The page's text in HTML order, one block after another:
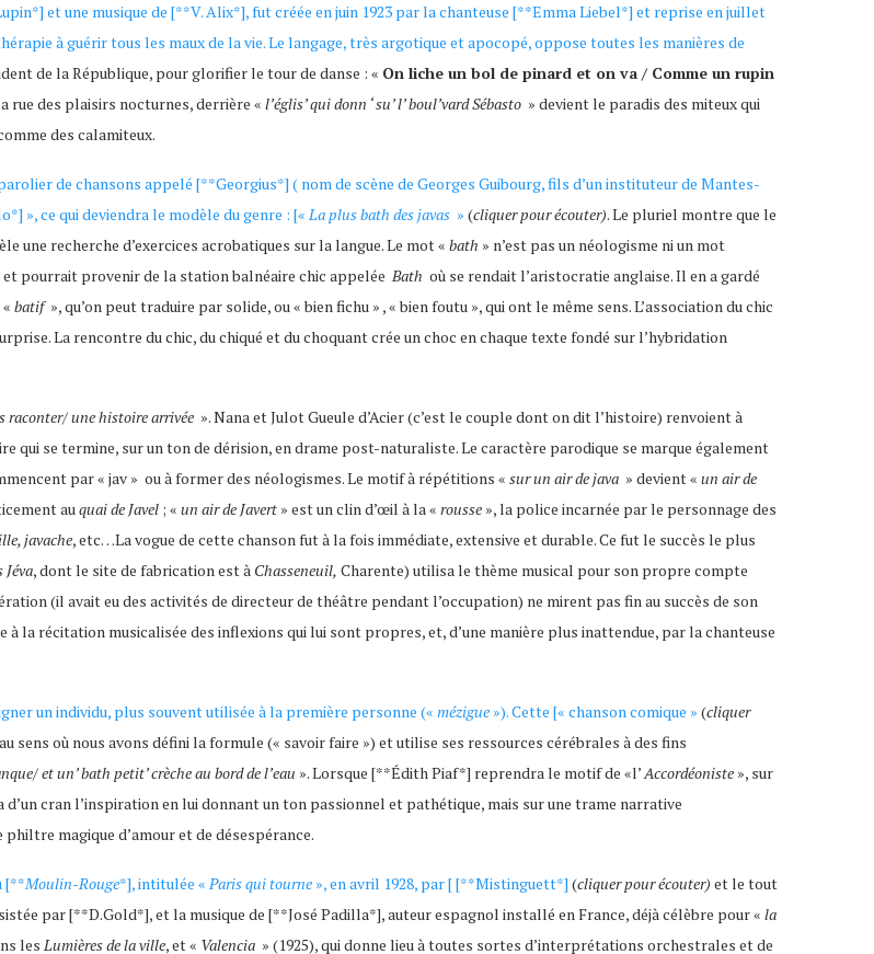
et une musique de [**V. Alix*], fut créée en juin 1923 par la chanteuse [**Emma Liebel*] et reprise en juillet
à guérir tous les maux de la vie. Le langage, très argotique et apocopé, oppose toutes les manières de
de la République, pour glorifier le tour de danse : « On liche un bol de pinard et on va / Comme un rupin
rue des plaisirs nocturnes, derrière « l’églis’ qui donn ‘ su’ l’ boul’vard Sébasto » devient le paradis des miteux qui
des calamiteux.
de chansons appelé [**Georgius*] ( nom de scène de Georges Guibourg, fils d’un instituteur de Mantes-
», ce qui deviendra le modèle du genre : [«La plus bath des javas » (cliquer pour écouter). Le pluriel montre que le
une recherche d’exercices acrobatiques sur la langue. Le mot « bath » n’est pas un néologisme ni un mot
pourrait provenir de la station balnéaire chic appelée Bath où se rendait l’aristocratie anglaise. Il en a gardé
batif », qu’on peut traduire par solide, ou « bien fichu » , « bien foutu », qui ont le même sens. L’association du chic
La rencontre du chic, du chiqué et du choquant crée un choc en chaque texte fondé sur l’hybridation
raconter/ une histoire arrivée ». Nana et Julot Gueule d’Acier (c’est le couple dont on dit l’histoire) renvoient à
qui se termine, sur un ton de dérision, en drame post-naturaliste. Le caractère parodique se marque également
par « jav » ou à former des néologismes. Le motif à répétitions « sur un air de java » devient « un air de
auquai de Javel ; « un air de Javert » est un clin d’œil à la « rousse », la police incarnée par le personnage des
javache, etc…La vogue de cette chanson fut à la fois immédiate, extensive et durable. Ce fut le succès le plus
, dont le site de fabrication est à Chasseneuil, Charente) utilisa le thème musical pour son propre compte
(il avait eu des activités de directeur de théâtre pendant l’occupation) ne mirent pas fin au succès de son
à la récitation musicalisée des inflexions qui lui sont propres, et, d’une manière plus inattendue, par la chanteuse
un individu, plus souvent utilisée à la première personne (« mézigue »). Cette [« chanson comique » (cliquer
sens où nous avons défini la formule (« savoir faire ») et utilise ses ressources cérébrales à des fins
et un’ bath petit’ crèche au bord de l’eau ». Lorsque [**Édith Piaf*] reprendra le motif de «l’Accordéoniste », sur
cran l’inspiration en lui donnant un ton passionnel et pathétique, mais sur une trame narrative
magique d’amour et de désespérance.
[**Moulin-Rouge*], intitulée «Paris qui tourne », en avril 1928, par [ [**Mistinguett*] (cliquer pour écouter) et le tout
par [**D.Gold*], et la musique de [**José Padilla*], auteur espagnol installé en France, déjà célèbre pour « la
les Lumières de la ville, et « Valencia » (1925), qui donne lieu à toutes sortes d’interprétations orchestrales et de